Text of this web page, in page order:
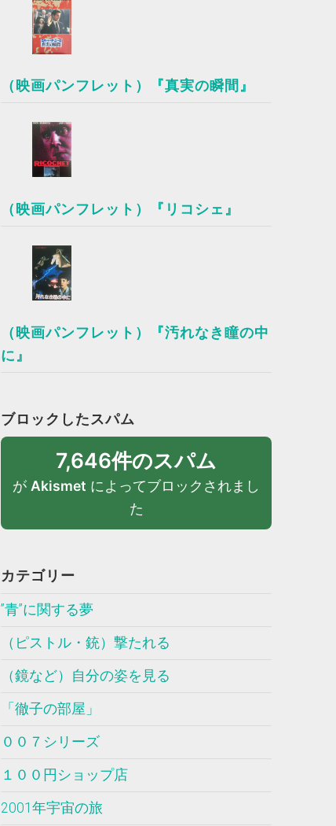
（映画パンフレット）『真実の瞬間』
（映画パンフレット）『リコシェ』
（映画パンフレット）『汚れなき瞳の中
に』
ブロックしたスパム
7,646件のスパム
が Akismet によってブロックされまし
た
カテゴリー
”青”に関する夢
（ピストル・銃）撃たれる
（鏡など）自分の姿を見る
「徹子の部屋」
００７シリーズ
１００円ショップ店
2001年宇宙の旅